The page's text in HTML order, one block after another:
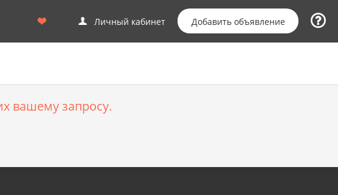
Личный кабинет Добавить объявление
вашему запросу.